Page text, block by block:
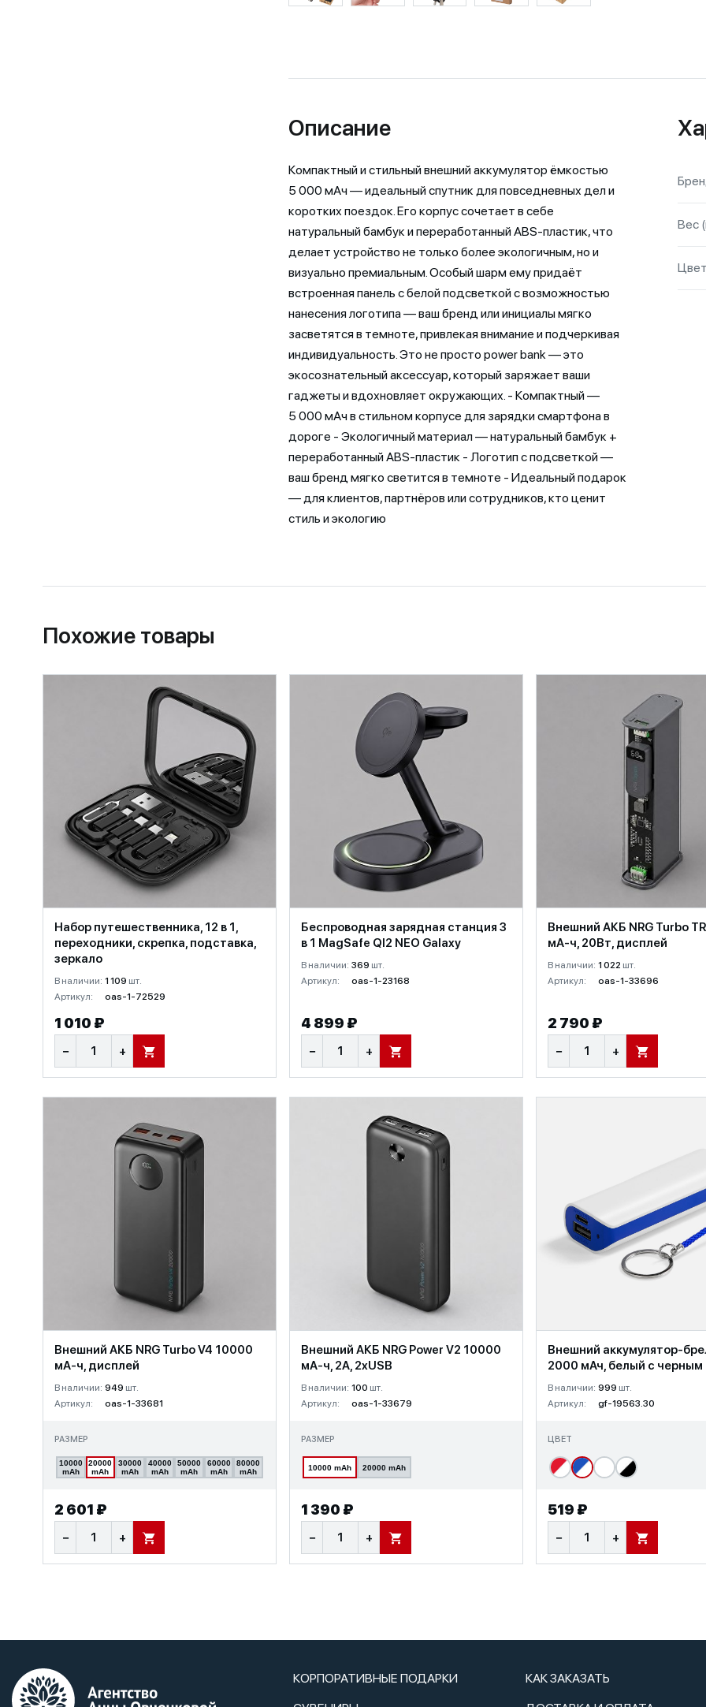
Описание
Компактный и стильный внешний аккумулятор ёмкостью
5 000 мАч — идеальный спутник для повседневных дел и
коротких поездок. Его корпус сочетает в себе
натуральный бамбук и переработанный ABS-пластик, что
делает устройство не только более экологичным, но и
визуально премиальным. Особый шарм ему придаёт
встроенная панель с белой подсветкой с возможностью
нанесения логотипа — ваш бренд или инициалы мягко
засветятся в темноте, привлекая внимание и подчеркивая
индивидуальность. Это не просто power bank — это
экосознательный аксессуар, который заряжает ваши
гаджеты и вдохновляет окружающих. - Компактный —
5 000 мАч в стильном корпусе для зарядки смартфона в
дороге - Экологичный материал — натуральный бамбук +
переработанный ABS-пластик - Логотип с подсветкой —
ваш бренд мягко светится в темноте - Идеальный подарок
— для клиентов, партнёров или сотрудников, кто ценит
стиль и экологию
Вес
Похожие товары
Набор путешественника, 12 в 1,
переходники, скрепка, подставка,
зеркало
В наличии: 1 109 шт.
Артикул:
oas-1-72529
1 010 ₽
− + В КОРЗИНУ
Беспроводная зарядная станция 3
в 1 MagSafe QI2 NEO Galaxy
В наличии: 369 шт.
Артикул:
oas-1-23168
4 899 ₽
− + В КОРЗИНУ
Внешний АКБ NRG Turbo
мА-ч, 20Вт, дисплей
В наличии: 1 022 шт.
Артикул:
oas-1-33696
2 790 ₽
− + В КОРЗИНУ
Внешний АКБ NRG Turbo V4 10000
мА-ч, дисплей
В наличии: 949 шт.
Артикул:
oas-1-33681
РАЗМЕР
10000
mAh
20000
mAh
30000
mAh
40000
mAh
50000
mAh
60000
mAh
80000
mAh
2 601 ₽
− + В КОРЗИНУ
Внешний АКБ NRG Power V2 10000
мА-ч, 2A, 2xUSB
В наличии: 100 шт.
Артикул:
oas-1-33679
РАЗМЕР
10000 mAh 20000 mAh
1 390 ₽
− + В КОРЗИНУ
Внешний аккумулятор-
2000 мАч, белый с черным
В наличии: 999 шт.
Артикул:
gf-19563.30
ЦВЕТ
519 ₽
− + В КОРЗИНУ
КОРПОРАТИВНЫЕ ПОДАРКИ
КАК ЗАКАЗАТЬ